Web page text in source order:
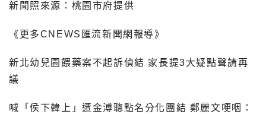
新聞照來源：桃園市府提供
《更多CNEWS匯流新聞網報導》
新北幼兒園餵藥案不起訴偵結 家長提3大疑點聲請再
議
喊「侯下韓上」遭金溥聰點名分化團結 鄭麗文哽咽：